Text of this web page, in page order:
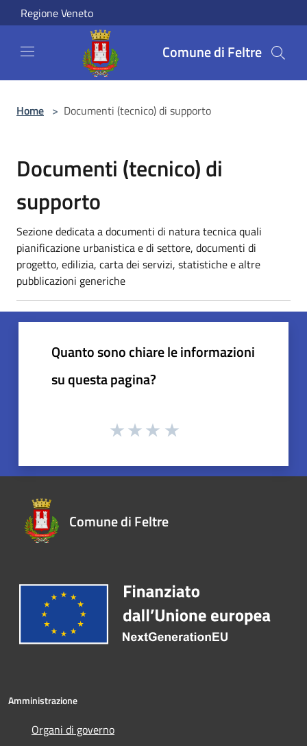
Salta al contenuto principale
Regione Veneto
Comune di Feltre
Home > Documenti (tecnico) di supporto
Documenti (tecnico) di
supporto
Sezione dedicata a documenti di natura tecnica quali
pianificazione urbanistica e di settore, documenti di
progetto, edilizia, carta dei servizi, statistiche e altre
pubblicazioni generiche
Quanto sono chiare le informazioni
su questa pagina?
Comune di Feltre
Amministrazione
Organi di governo